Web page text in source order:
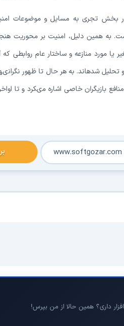
بخش تجرى به مسایل و موضوعات
به همین دلیل، امنیت بر محوریت
مورد منازعه و ساختار عام روابطى که
تحلیل شده‏اند. به هر حال تا ظهور
www.softgozar.com
داری؟ همین حالا از من بپرس!